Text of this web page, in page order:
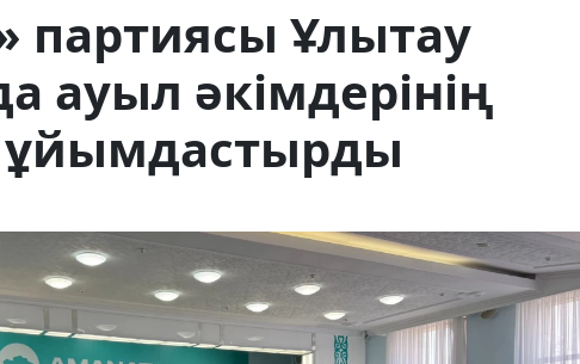
партиясы Ұлытау
ауыл әкімдерінің